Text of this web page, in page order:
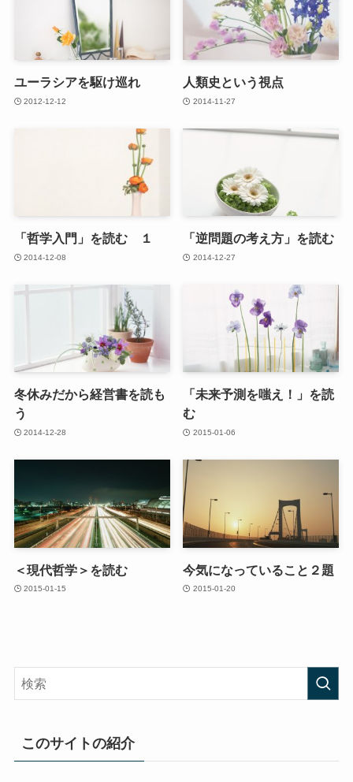
ユーラシアを駆け巡れ
2012-12-12
人類史という視点
2014-11-27
「哲学入門」を読む １
2014-12-08
「逆問題の考え方」を読む
2014-12-27
冬休みだから経営書を読も
う
2014-12-28
「未来予測を嗤え！」を読
む
2015-01-06
＜現代哲学＞を読む
2015-01-15
今気になっていること２題
2015-01-20
このサイトの紹介